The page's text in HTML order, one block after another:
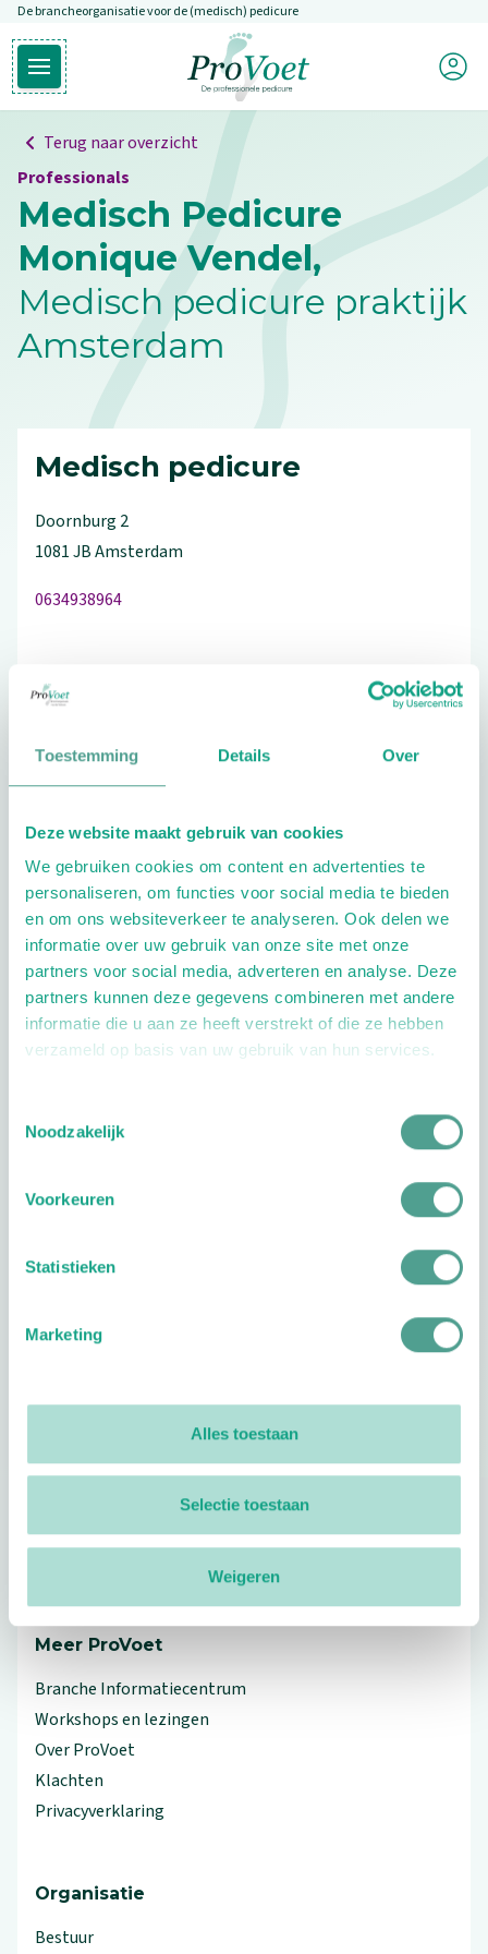
Toestemming Details Over
Deze website maakt gebruik van cookies
We gebruiken cookies om content en advertenties te
personaliseren, om functies voor social media te bieden
en om ons websiteverkeer te analyseren. Ook delen we
informatie over uw gebruik van onze site met onze
partners voor social media, adverteren en analyse. Deze
partners kunnen deze gegevens combineren met andere
informatie die u aan ze heeft verstrekt of die ze hebben
verzameld op basis van uw gebruik van hun services.
Noodzakelijk
Voorkeuren
Statistieken
Marketing
Alles toestaan
Selectie toestaan
Weigeren
Overslaan en naar de inhoud gaan
De brancheorganisatie voor de (medisch) pedicure
Open hoofdmenu
Ga naar de homepagina
Mijn
Terug naar overzicht
Professionals
Medisch Pedicure
Monique Vendel,
Medisch pedicure praktijk
Amsterdam
Medisch pedicure
Doornburg 2
1081 JBAmsterdam
0634938964
Schrijf ook een review
Aandachtsgebieden
Diabetes Reuma
Extra opties
DagTijd
(Let op uitgaande link)
(Let op uitgaande link)
twitter(Let op uitgaande link)
instagram
Meer ProVoet
Branche Informatiecentrum
Workshops en lezingen
Over ProVoet
Klachten
Privacyverklaring
Organisatie
Bestuur